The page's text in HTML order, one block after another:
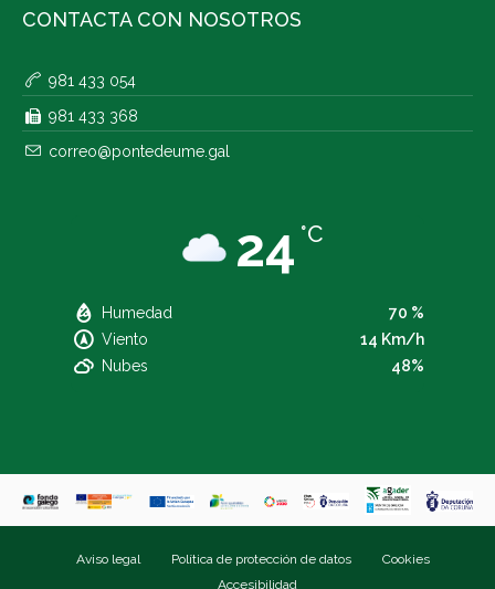
CONTACTA CON NOSOTROS
981 433 054
981 433 368
correo@pontedeume.gal
24 °C
Humedad
70 %
Viento
14 Km/h
Nubes
48%
Aviso legal Política de protección de datos
Cookies
Accesibilidad